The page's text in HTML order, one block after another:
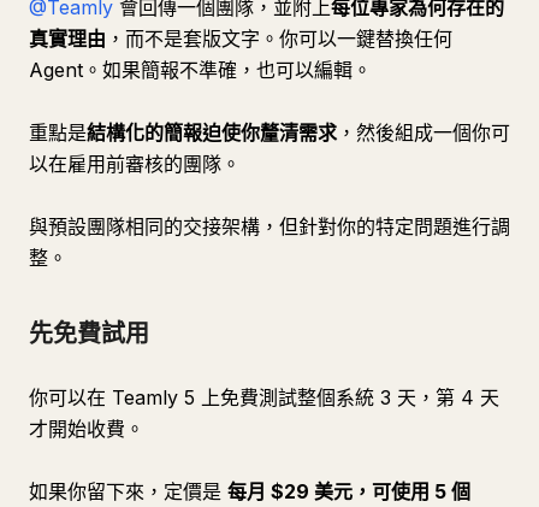
@Teamly 會回傳一個團隊，並附上每位專家為何存在的
真實理由 ，而不是套版文字。你可以一鍵替換任何
Agent。如果簡報不準確，也可以編輯。
重點是結構化的簡報迫使你釐清需求，然後組成一個你可
以在雇用前審核的團隊。
與預設團隊相同的交接架構，但針對你的特定問題進行調
整。
先免費試用
你可以在 Teamly 5 上免費測試整個系統 3 天，第 4 天
才開始收費。
如果你留下來，定價是 每月 $29 美元，可使用 5 個